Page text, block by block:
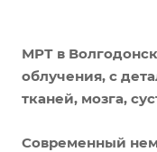
МРТ в
облучения, с
тканей, мозга,
Современный